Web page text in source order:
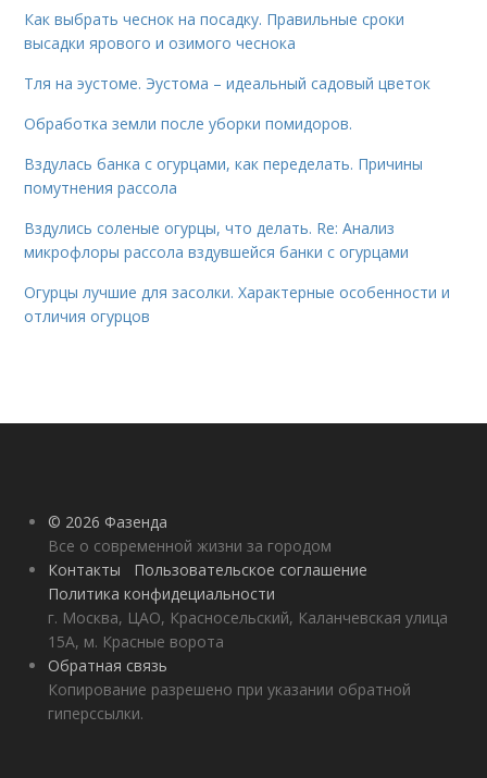
Как выбрать чеснок на посадку. Правильные сроки
высадки ярового и озимого чеснока
Тля на эустоме. Эустома – идеальный садовый цветок
Обработка земли после уборки помидоров.
Вздулась банка с огурцами, как переделать. Причины
помутнения рассола
Вздулись соленые огурцы, что делать. Re: Анализ
микрофлоры рассола вздувшейся банки с огурцами
Огурцы лучшие для засолки. Характерные особенности и
отличия огурцов
© 2026 Фазенда
Все о современной жизни за городом
Контакты
Пользовательское соглашение
Политика конфидециальности
г. Москва, ЦАО, Красносельский, Каланчевская улица
15А, м. Красные ворота
Обратная связь
Копирование разрешено при указании обратной
гиперссылки.